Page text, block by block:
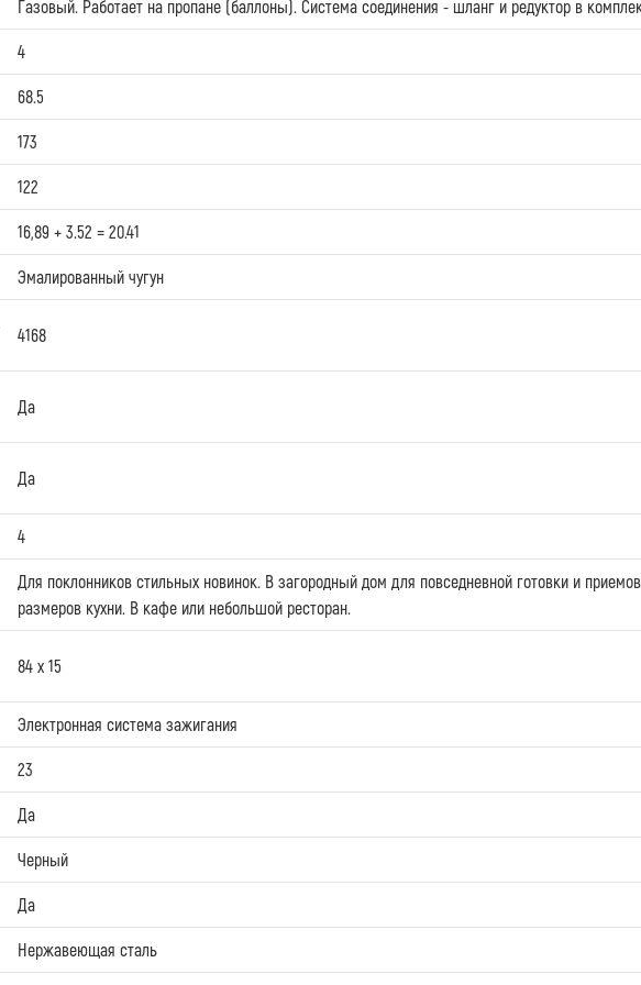
Газовый. Работает на пропане (баллоны). Система соединения - шланг и редуктор в
4
68.5
173
122
16,89 + 3.52 = 20.41
Эмалированный чугун
4168
Да
Да
4
Для поклонников стильных новинок. В загородный дом для повседневной готовки и
размеров кухни. В кафе или небольшой ресторан.
84 x 15
Электронная система зажигания
23
Да
Черный
Да
Нержавеющая сталь